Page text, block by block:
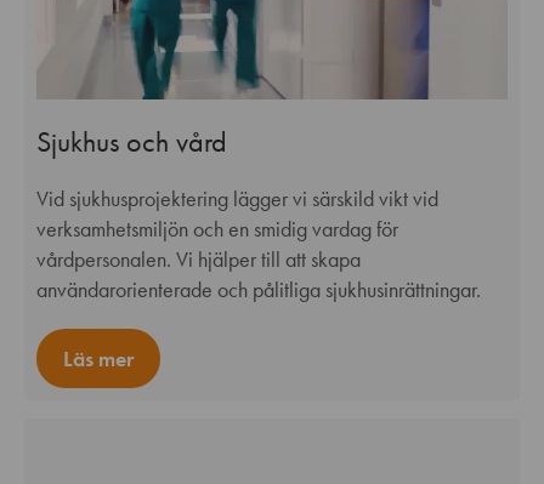
Sjukhus och vård
Vid sjukhusprojektering lägger vi särskild vikt vid
verksamhetsmiljön och en smidig vardag för
vårdpersonalen. Vi hjälper till att skapa
användarorienterade och pålitliga sjukhusinrättningar.
Läs mer